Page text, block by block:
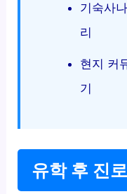
기숙사
리
현지 커
기
유학 후 진